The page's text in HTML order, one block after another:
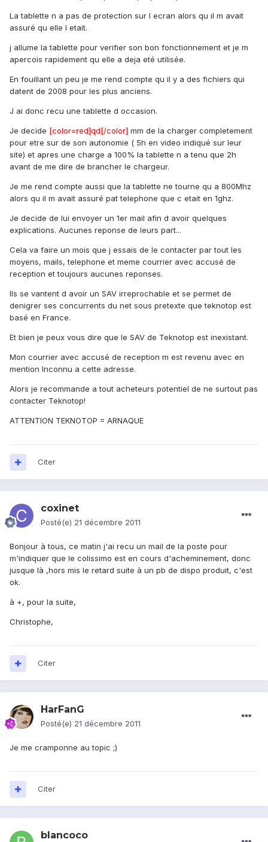
La tablette n a pas de protection sur l ecran alors qu il m avait
assuré qu elle l etait.
j allume la tablette pour verifier son bon fonctionnement et je m
apercois rapidement qu elle a deja eté utilisée.
En fouillant un peu je me rend compte qu il y a des fichiers qui
datent de 2008 pour les plus anciens.
J ai donc recu une tablette d occasion.
Je decide [color=red]qd[/color] mm de la charger completement
pour etre sur de son autonomie ( 5h en video indiqué sur leur
site) et apres une charge a 100% la tablette n a tenu que 2h
avant de me dire de brancher le chargeur.
Je me rend compte aussi que la tablette ne tourne qu a 800Mhz
alors qu il m avait assuré pat telephone que c etait en 1ghz.
Je decide de lui envoyer un 1er mail afin d avoir quelques
explications. Aucunes reponse de leurs part...
Cela va faire un mois que j essais de le contacter par tout les
moyens, mails, telephone et meme courrier avec accusé de
reception et toujours aucunes reponses.
Ils se vantent d avoir un SAV irreprochable et se permet de
denigrer ses concurrents du net sous pretexte que teknotop est
basé en France.
Et bien je peux vous dire que le SAV de Teknotop est inexistant.
Mon courrier avec accusé de reception m est revenu avec en
mention Inconnu a cette adresse.
Alors je recommande a tout acheteurs potentiel de ne surtout pas
contacter Teknotop!
ATTENTION TEKNOTOP = ARNAQUE
Citer
coxinet
Posté(e) 21 décembre 2011
Bonjour à tous, ce matin j'ai recu un mail de la poste pour
m'indiquer que le colissimo est en cours d'acheminement, donc
jusque là ,hors mis le retard suite à un pb de dispo produit, c'est
ok.
à +, pour la suite,
Christophe,
Citer
HarFanG
Posté(e) 21 décembre 2011
Je me cramponne au topic ;)
Citer
blancoco